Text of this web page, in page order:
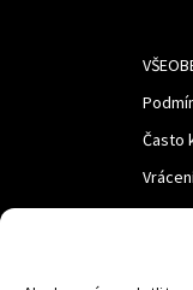
Často
LUF